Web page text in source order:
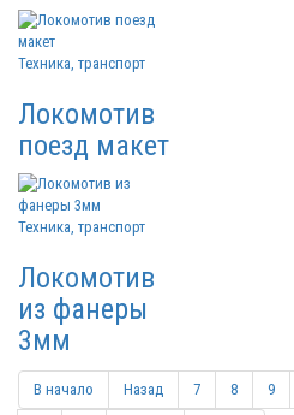
Техника, транспорт
Локомотив
поезд макет
Техника, транспорт
Локомотив
из фанеры
3мм
В начало Назад 7 8 9